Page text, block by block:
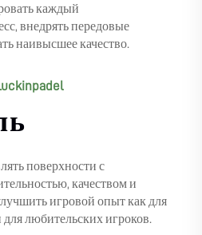
каждый
внедрять передовые
наивысшее качество.
поверхности с
качеством и
игровой опыт как для
любительских игроков.